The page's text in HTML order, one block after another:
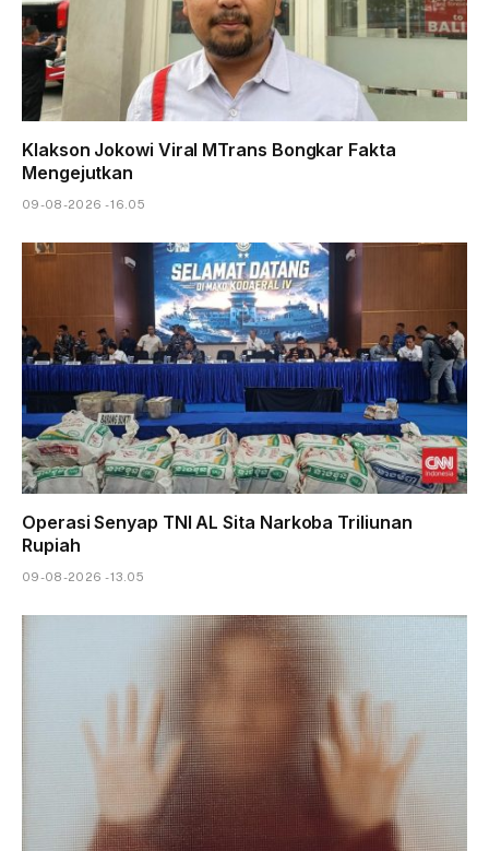
Klakson Jokowi Viral MTrans Bongkar Fakta
Mengejutkan
09-08-2026 - 16.05
Operasi Senyap TNI AL Sita Narkoba Triliunan
Rupiah
09-08-2026 - 13.05